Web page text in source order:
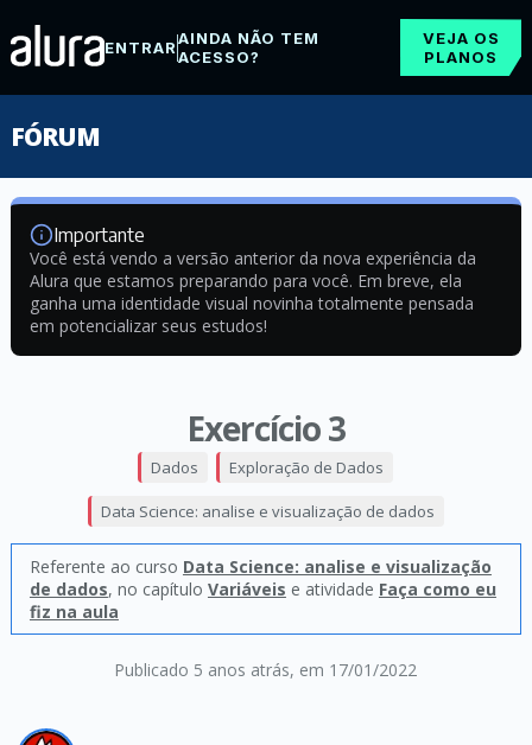
ENTRARAINDA NÃO TEM
ACESSO?
VEJA OS
PLANOS
FÓRUM
Importante
Você está vendo a versão anterior da nova experiência da
Alura que estamos preparando para você. Em breve, ela
ganha uma identidade visual novinha totalmente pensada
em potencializar seus estudos!
Exercício 3
Publicado 5 anos atrás, em 17/01/2022
Dados Exploração de Dados
Data Science: analise e visualização de dados
Referente ao curso Data Science: analise e visualização
de dados, no capítulo Variáveis e atividade Faça como eu
fiz na aula